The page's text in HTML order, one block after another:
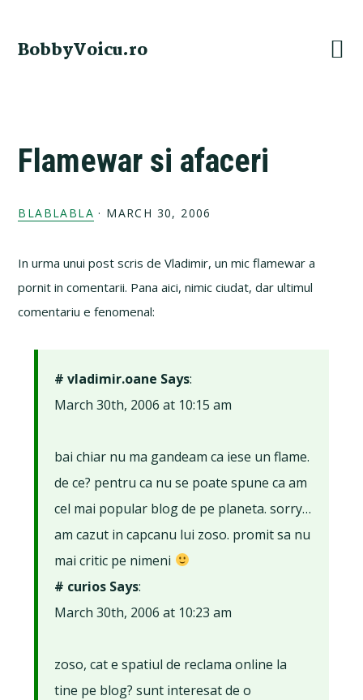
primary
main
primary
footer
BobbyVoicu.ro
Flamewar si afaceri
BLABLABLA · MARCH 30, 2006
In urma unui post scris de Vladimir, un mic flamewar a
pornit in comentarii. Pana aici, nimic ciudat, dar ultimul
comentariu e fenomenal:
# vladimir.oane Says:
March 30th, 2006 at 10:15 am
bai chiar nu ma gandeam ca iese un flame.
de ce? pentru ca nu se poate spune ca am
cel mai popular blog de pe planeta. sorry…
am cazut in capcanu lui zoso. promit sa nu
mai critic pe nimeni
# curios Says:
March 30th, 2006 at 10:23 am
zoso, cat e spatiul de reclama online la
tine pe blog? sunt interesat de o